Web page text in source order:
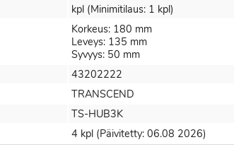
kpl (Minimitilaus: 1 kpl)
Korkeus: 180 mm
Leveys: 135 mm
Syvyys: 50 mm
43202222
TRANSCEND
TS-HUB3K
4 kpl (Päivitetty: 06.08 2026)